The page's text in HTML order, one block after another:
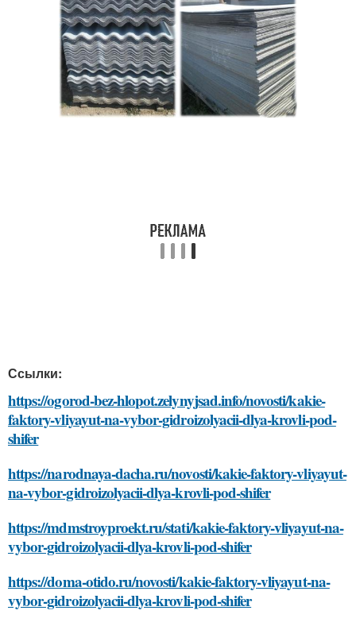
Ссылки:
https://ogorod-bez-hlopot.zelynyjsad.info/novosti/kakie-
faktory-vliyayut-na-vybor-gidroizolyacii-dlya-krovli-pod-
shifer
https://narodnaya-dacha.ru/novosti/kakie-faktory-vliyayut-
na-vybor-gidroizolyacii-dlya-krovli-pod-shifer
https://mdmstroyproekt.ru/stati/kakie-faktory-vliyayut-na-
vybor-gidroizolyacii-dlya-krovli-pod-shifer
https://doma-otido.ru/novosti/kakie-faktory-vliyayut-na-
vybor-gidroizolyacii-dlya-krovli-pod-shifer